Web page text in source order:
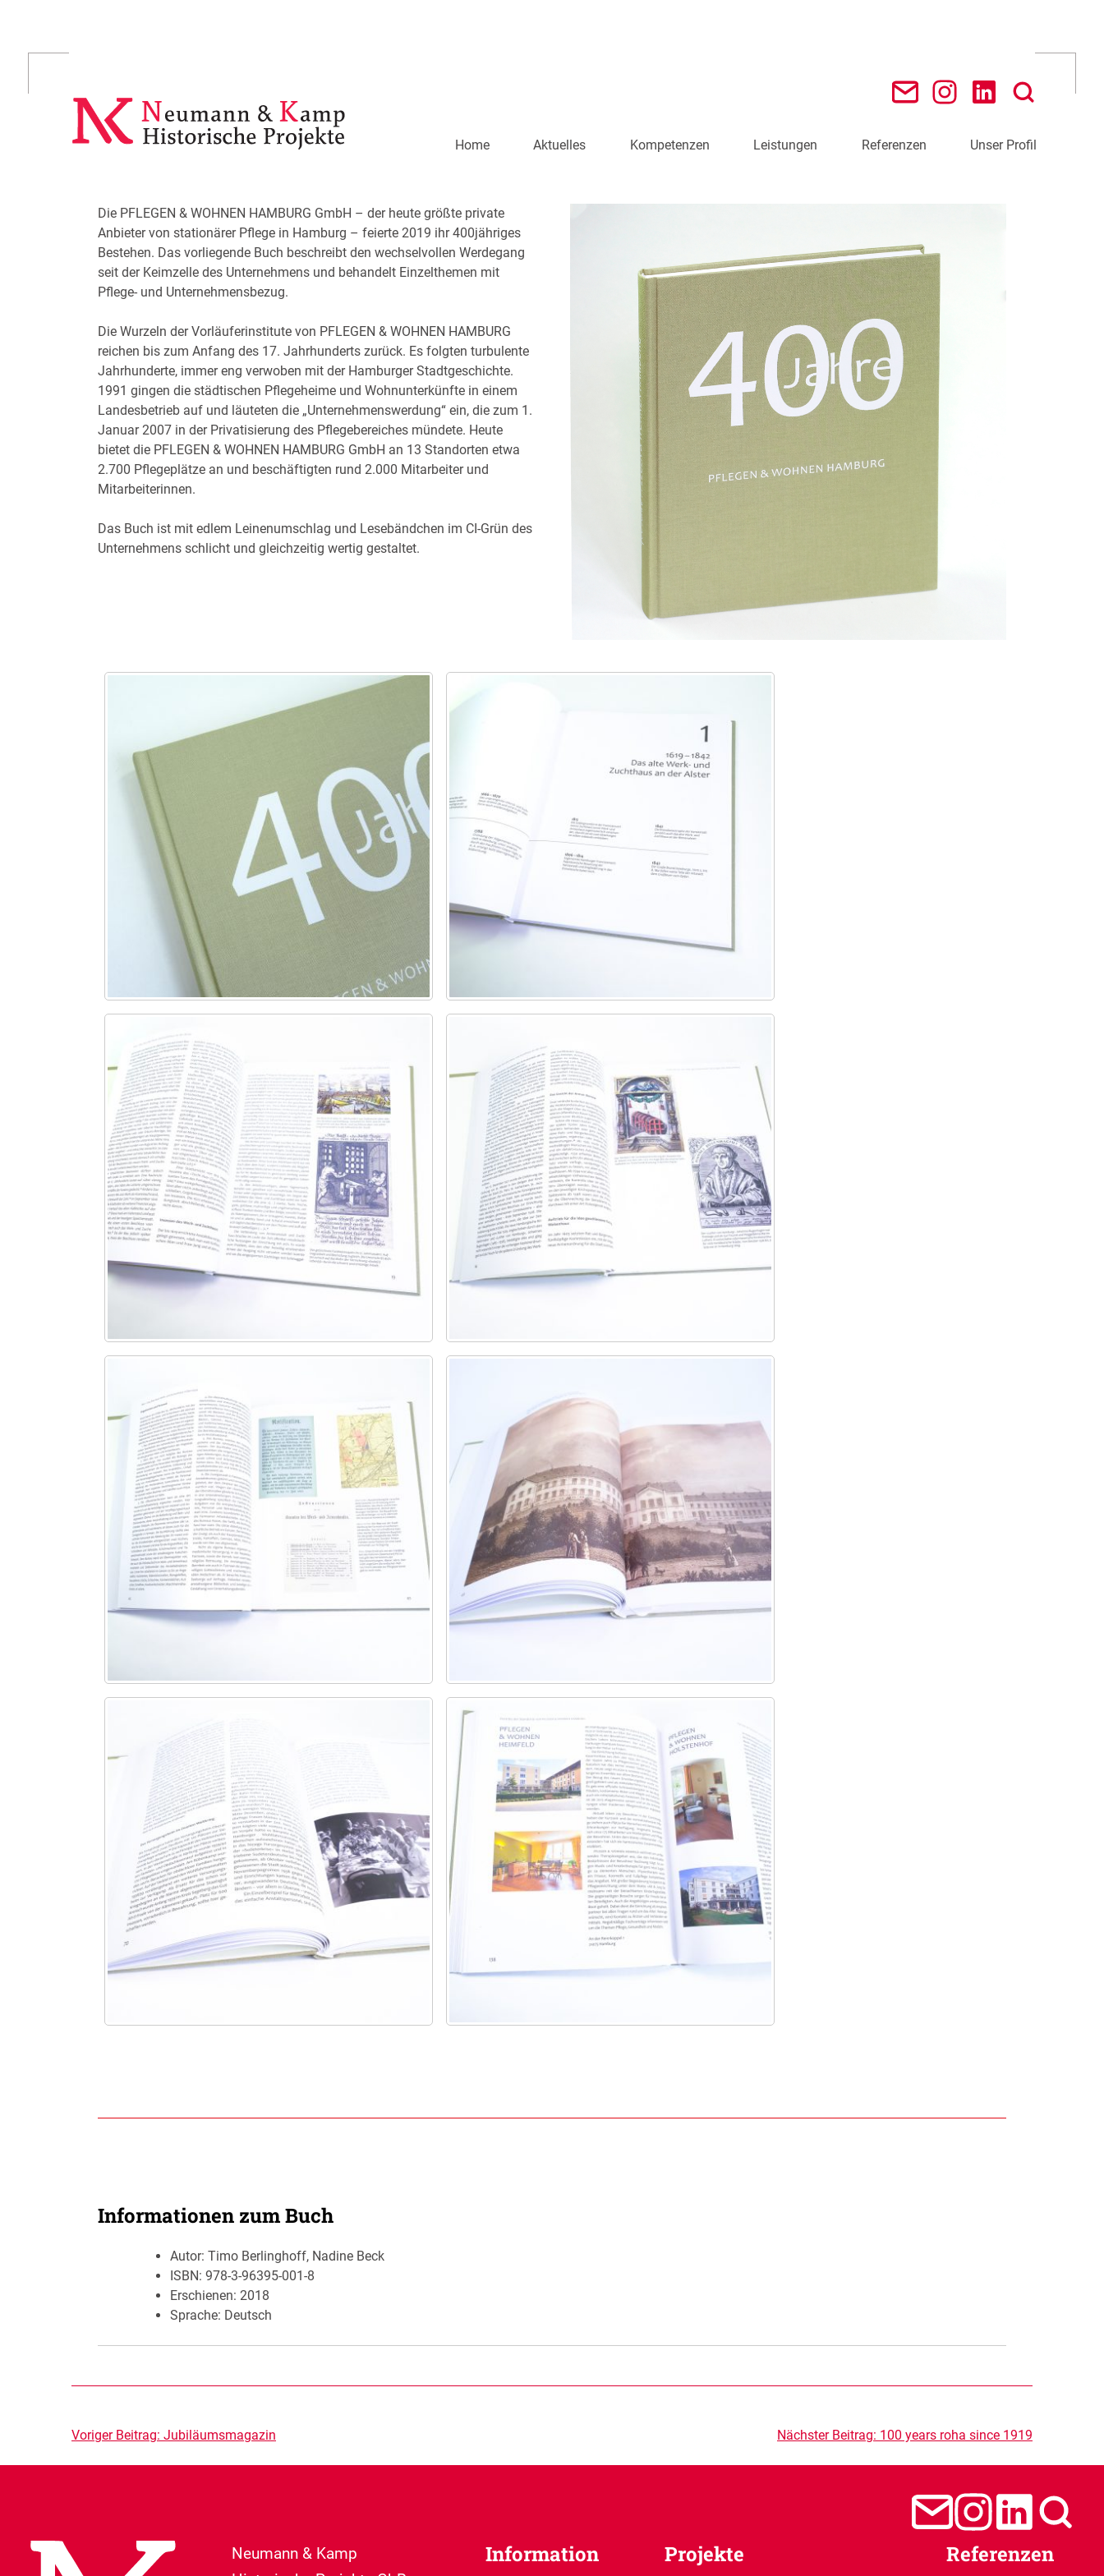
Home Aktuelles Kompetenzen Leistungen Referenzen Unser Profil
Die PFLEGEN & WOHNEN HAMBURG GmbH – der heute größte private
Anbieter von stationärer Pflege in Hamburg – feierte 2019 ihr 400jähriges
Bestehen. Das vorliegende Buch beschreibt den wechselvollen Werdegang
seit der Keimzelle des Unternehmens und behandelt Einzelthemen mit
Pflege- und Unternehmensbezug.
Die Wurzeln der Vorläuferinstitute von PFLEGEN & WOHNEN HAMBURG
reichen bis zum Anfang des 17. Jahrhunderts zurück. Es folgten turbulente
Jahrhunderte, immer eng verwoben mit der Hamburger Stadtgeschichte.
1991 gingen die städtischen Pflegeheime und Wohnunterkünfte in einem
Landesbetrieb auf und läuteten die „Unternehmenswerdung“ ein, die zum 1.
Januar 2007 in der Privatisierung des Pflegebereiches mündete. Heute
bietet die PFLEGEN & WOHNEN HAMBURG GmbH an 13 Standorten etwa
2.700 Pflegeplätze an und beschäftigten rund 2.000 Mitarbeiter und
Mitarbeiterinnen.
Das Buch ist mit edlem Leinenumschlag und Lesebändchen im CI-Grün des
Unternehmens schlicht und gleichzeitig wertig gestaltet.
Informationen zum Buch
Autor: Timo Berlinghoff, Nadine Beck
ISBN: 978-3-96395-001-8
Erschienen: 2018
Sprache: Deutsch
Beitragsnavigation
Voriger Beitrag: Jubiläumsmagazin Nächster Beitrag: 100 years roha since 1919
Neumann & Kamp
Information Projekte Referenzen